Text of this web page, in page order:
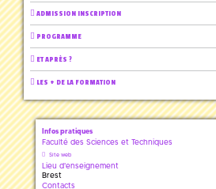
ADMISSION INSCRIPTION
PROGRAMME
ET APRÈS ?
LES + DE LA FORMATION
Infos pratiques
Faculté des Sciences et Techniques
Site web
Lieu d'enseignement
Brest
Contacts